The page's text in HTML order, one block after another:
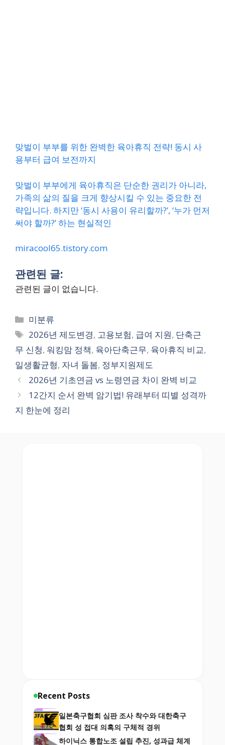
맞벌이 부부를 위한 완벽한 육아휴직 전략! 동시 사
용부터 급여 보전까지
맞벌이 부부에게 육아휴직은 단순한 권리가 아니라,
가족의 삶의 질을 크게 향상시킬 수 있는 중요한 전
략입니다. 하지만 ‘동시 사용이 유리할까?’, ‘누가 먼저
써야 할까?’ 하는 현실적인
miracool65.tistory.com
관련된 글:
관련된 글이 없습니다.
Categories
미분류
Tags
2026년 제도변경, 고용보험, 급여 지원, 단축근
무 신청, 워킹맘 정책, 육아단축근무, 육아휴직 비교,
일생활균형, 자녀 돌봄, 정부지원제도
2026년 기초연금 vs 노령연금 차이 완벽 비교
12간지 순서 완벽 암기법! 유래부터 띠별 성격까
지 한눈에 정리
Recent Posts
일본축구협회 심판 조사 착수와 대한축구
협회 성 접대 의혹의 구체적 경위
하이닉스 통합노조 설립 추진, 성과급 체계